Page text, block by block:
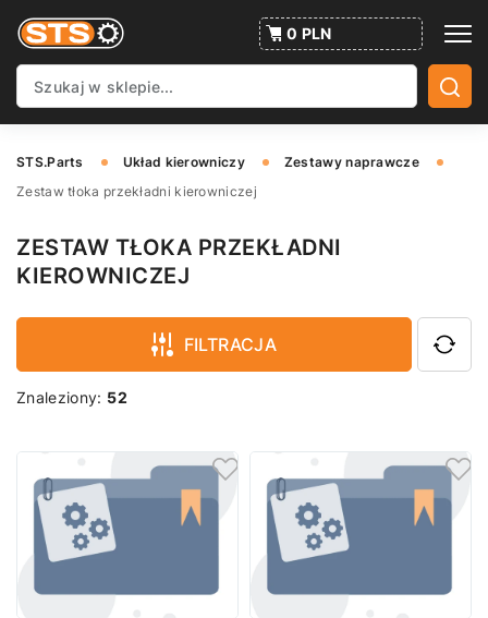
0 PLN
STS.Parts Układ kierowniczy
Zestawy naprawcze
Zestaw tłoka przekładni kierowniczej
ZESTAW TŁOKA PRZEKŁADNI
KIEROWNICZEJ
FILTRACJA
Znaleziony: 52